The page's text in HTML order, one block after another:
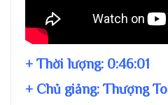
+ Thời lượng: 0:46:01
+ Chủ giảng: Thượng